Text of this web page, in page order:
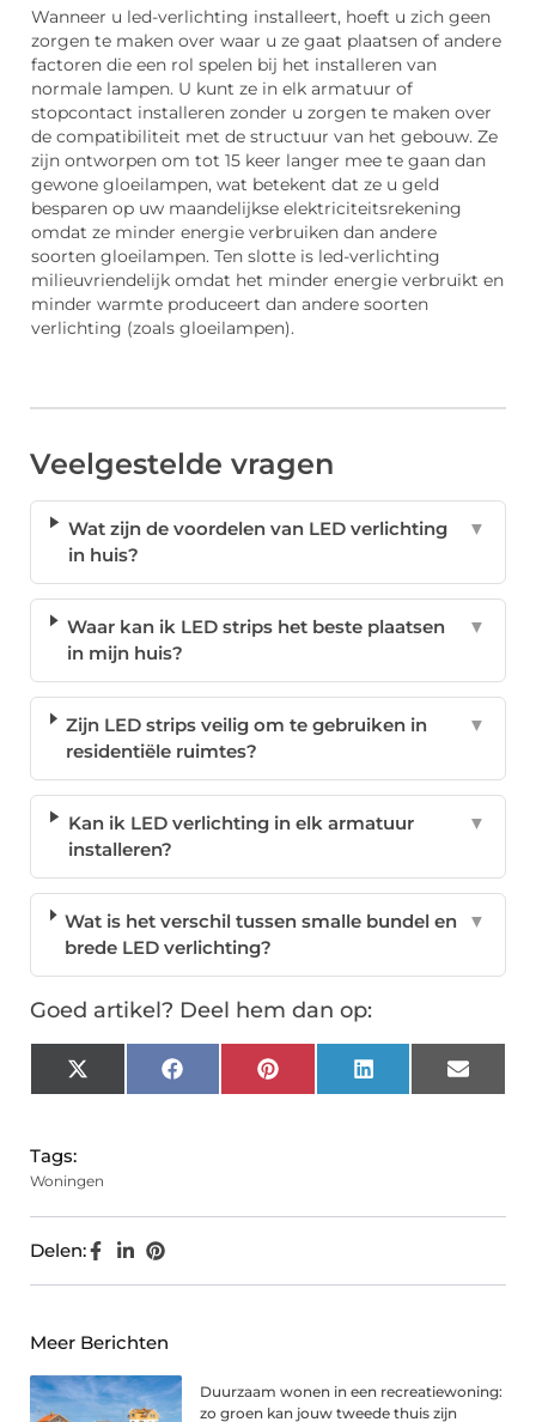
Wanneer u led-verlichting installeert, hoeft u zich geen
zorgen te maken over waar u ze gaat plaatsen of andere
factoren die een rol spelen bij het installeren van
normale lampen. U kunt ze in elk armatuur of
stopcontact installeren zonder u zorgen te maken over
de compatibiliteit met de structuur van het gebouw. Ze
zijn ontworpen om tot 15 keer langer mee te gaan dan
gewone gloeilampen, wat betekent dat ze u geld
besparen op uw maandelijkse elektriciteitsrekening
omdat ze minder energie verbruiken dan andere
soorten gloeilampen. Ten slotte is led-verlichting
milieuvriendelijk omdat het minder energie verbruikt en
minder warmte produceert dan andere soorten
verlichting (zoals gloeilampen).
Veelgestelde vragen
Wat zijn de voordelen van LED verlichting
in huis?
▼
Waar kan ik LED strips het beste plaatsen
in mijn huis?
▼
Zijn LED strips veilig om te gebruiken in
residentiële ruimtes?
▼
Kan ik LED verlichting in elk armatuur
installeren?
▼
Wat is het verschil tussen smalle bundel en
brede LED verlichting?
▼
Goed artikel? Deel hem dan op:
X
(Twitter)
FacebookPinterest LinkedIn Email
Tags:
Woningen
Delen:
Meer Berichten
Duurzaam wonen in een recreatiewoning:
zo groen kan jouw tweede thuis zijn